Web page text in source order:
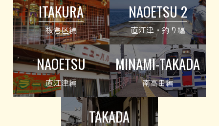
ITAKURA
板倉区編
NAOETSU 2
直江津・釣り編
NAOETSU
直江津編
MINAMI-TAKADA
南高田編
TAKADA